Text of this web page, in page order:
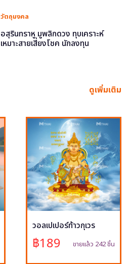
วัตถุมงคล
อสุรินทราหู มูพลิกดวง ทุบเคราะห์
เหมาะสายเสี่ยงโชค นักลงทุน
ดูเพิ่มเติม
วอลเปเปอร์ท้าวกุเวร
฿189 ขายแล้ว 242 ชิ้น